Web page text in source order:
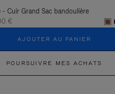
- Cuir Grand Sac bandoulière
€
AJOUTER AU PANIER
POURSUIVRE MES ACHATS